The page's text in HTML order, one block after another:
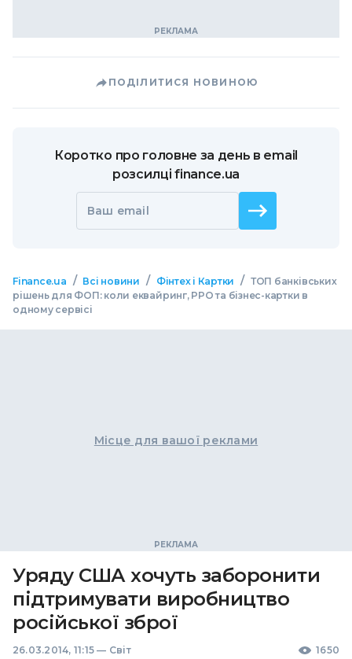
ПОДІЛИТИСЯ НОВИНОЮ
Коротко про головне за день в email
розсилці finance.ua
Ваш email
Finance.ua / Всі новини / Фінтех і Картки / ТОП банківських
рішень для ФОП: коли еквайринг, РРО та бізнес-картки в
одному сервісі
Місце для вашої реклами
Уряду США хочуть заборонити
підтримувати виробництво
російської зброї
26.03.2014, 11:15 — Світ 1650